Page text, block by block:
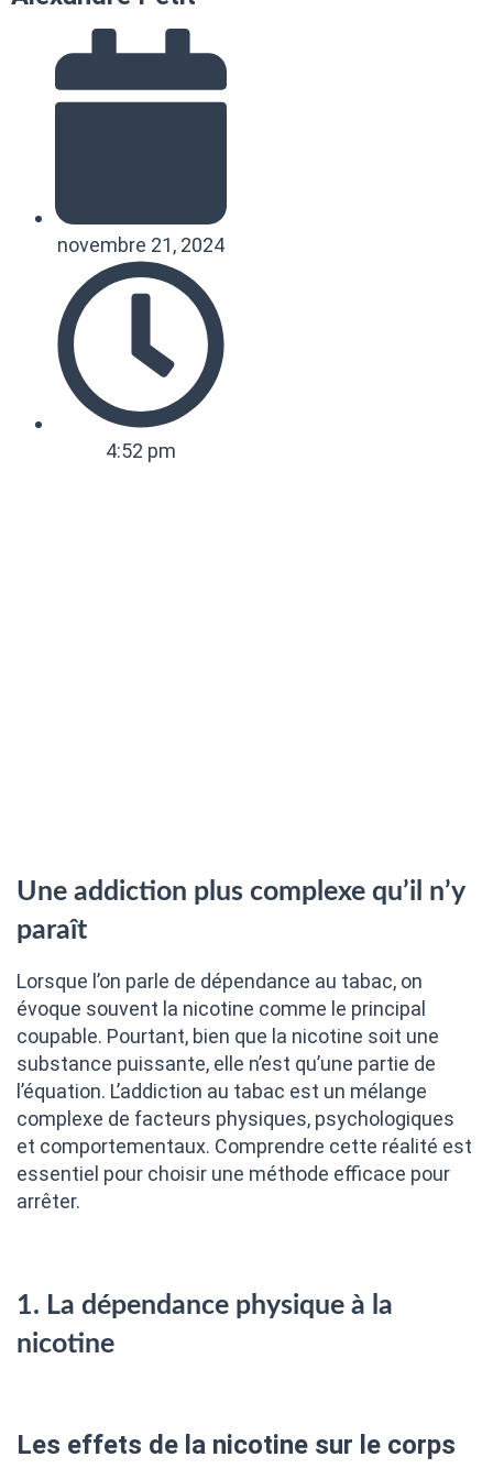
novembre 21, 2024
4:52 pm
Une addiction plus complexe qu’il n’y
paraît
Lorsque l’on parle de dépendance au tabac, on
évoque souvent la nicotine comme le principal
coupable. Pourtant, bien que la nicotine soit une
substance puissante, elle n’est qu’une partie de
l’équation. L’addiction au tabac est un mélange
complexe de facteurs physiques, psychologiques
et comportementaux. Comprendre cette réalité est
essentiel pour choisir une méthode efficace pour
arrêter.
1. La dépendance physique à la
nicotine
Les effets de la nicotine sur le corps